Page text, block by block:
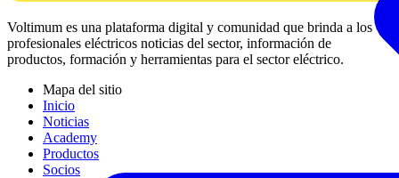
Voltimum es una plataforma digital y comunidad que brinda a los
profesionales eléctricos noticias del sector, información de
productos, formación y herramientas para el sector eléctrico.
Mapa del sitio
Inicio
Noticias
Academy
Productos
Socios